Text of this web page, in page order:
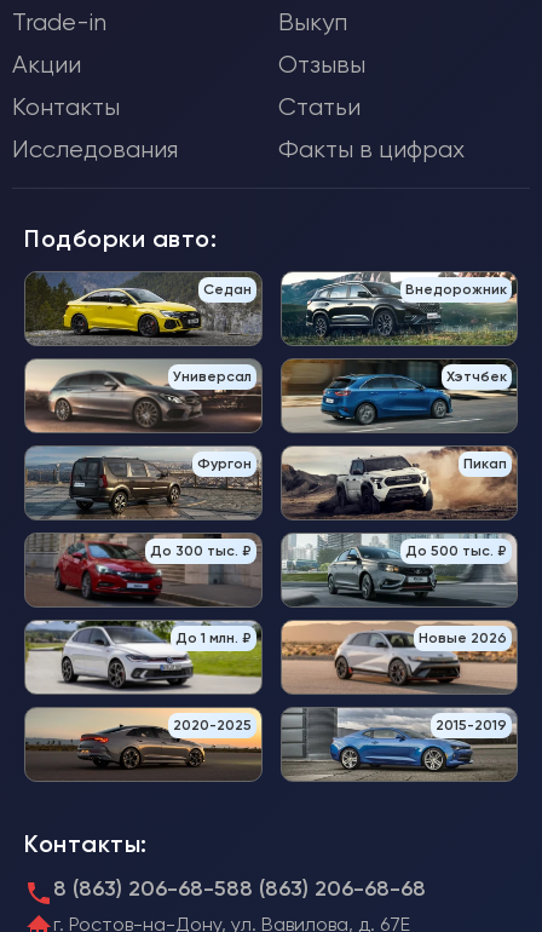
Trade-in
Выкуп
Акции
Отзывы
Контакты
Статьи
Исследования
Факты в цифрах
Подборки авто:
Седан Внедорожник
Универсал Хэтчбек
Фургон Пикап
До 300 тыс. ₽ До 500 тыс. ₽
До 1 млн. ₽ Новые 2026
2020-2025 2015-2019
Контакты:
8 (863) 206-68-588 (863) 206-68-68
г. Ростов-на-Дону, ул. Вавилова, д. 67Е